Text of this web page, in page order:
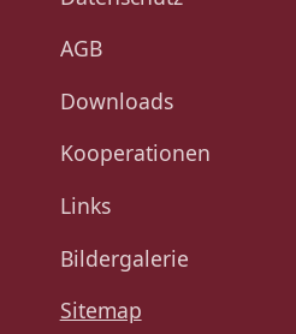
AGB
Downloads
Kooperationen
Links
Bildergalerie
Sitemap